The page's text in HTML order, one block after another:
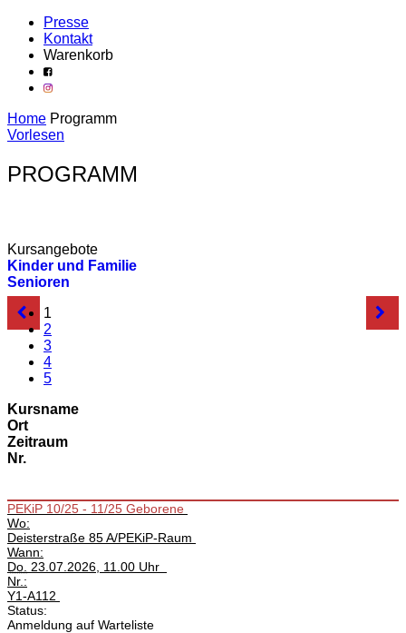
Presse
Kontakt
Warenkorb
Home Programm
Vorlesen
PROGRAMM
Kursangebote
Kinder und Familie
Senioren
1
2
3
4
5
Kursname
Ort
Zeitraum
Nr.
PEKiP 10/25 - 11/25 Geborene
Wo:
Deisterstraße 85 A/PEKiP-Raum
Wann:
Do. 23.07.2026, 11.00 Uhr
Nr.:
Y1-A112
Status:
Anmeldung auf Warteliste